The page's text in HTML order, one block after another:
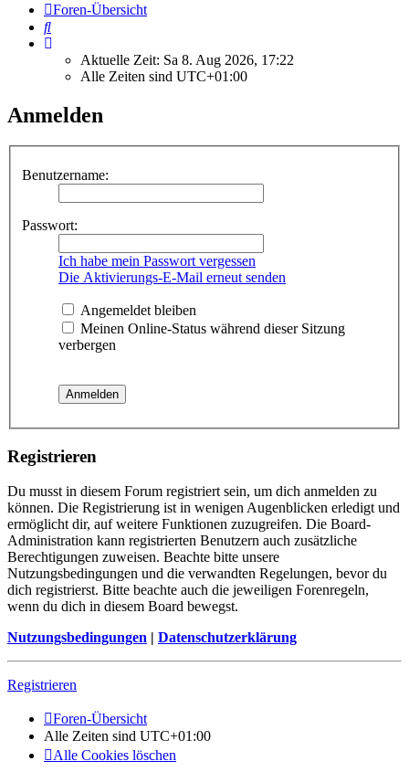
Foren-Übersicht
Suche
Aktuelle Zeit: Sa 8. Aug 2026, 17:22
Alle Zeiten sind UTC+01:00
Anmelden
Benutzername:
Passwort:
Ich habe mein Passwort vergessen
Die Aktivierungs-E-Mail erneut senden
Angemeldet bleiben
Meinen Online-Status während dieser Sitzung
verbergen
Registrieren
Du musst in diesem Forum registriert sein, um dich anmelden zu
können. Die Registrierung ist in wenigen Augenblicken erledigt und
ermöglicht dir, auf weitere Funktionen zuzugreifen. Die Board-
Administration kann registrierten Benutzern auch zusätzliche
Berechtigungen zuweisen. Beachte bitte unsere
Nutzungsbedingungen und die verwandten Regelungen, bevor du
dich registrierst. Bitte beachte auch die jeweiligen Forenregeln,
wenn du dich in diesem Board bewegst.
Nutzungsbedingungen | Datenschutzerklärung
Registrieren
Foren-Übersicht
Alle Zeiten sind UTC+01:00
Alle Cookies löschen